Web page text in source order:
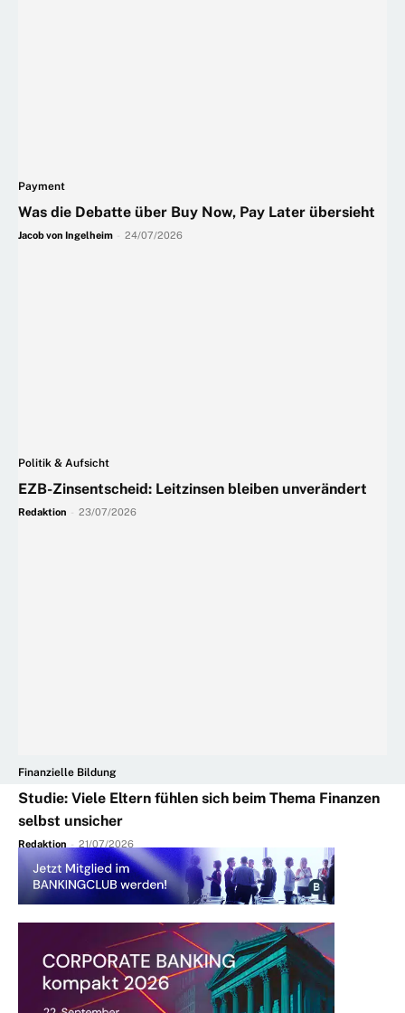
Payment
Was die Debatte über Buy Now, Pay Later übersieht
Jacob von Ingelheim 24/07/2026
Politik & Aufsicht
EZB-Zinsentscheid: Leitzinsen bleiben unverändert
Redaktion 23/07/2026
Finanzielle Bildung
Studie: Viele Eltern fühlen sich beim Thema Finanzen
selbst unsicher
Redaktion - 21/07/2026